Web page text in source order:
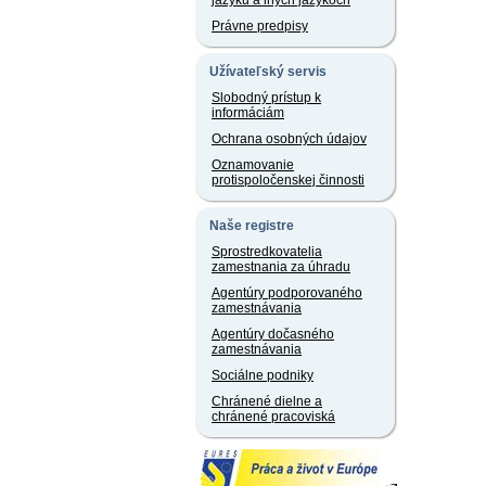
Právne predpisy
Užívateľský servis
Slobodný prístup k
informáciám
Ochrana osobných údajov
Oznamovanie
protispoločenskej činnosti
Naše registre
Sprostredkovatelia
zamestnania za úhradu
Agentúry podporovaného
zamestnávania
Agentúry dočasného
zamestnávania
Sociálne podniky
Chránené dielne a
chránené pracoviská